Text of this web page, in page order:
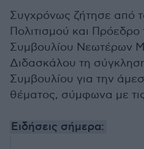
Συγχρόνως ζήτησε από
Πολιτισμού και Πρόεδρο
Συμβουλίου Νεωτέρων
Διδασκάλου τη
Συμβουλίου για την
θέματος, σύμφωνα με
Ειδήσεις σήμερα: